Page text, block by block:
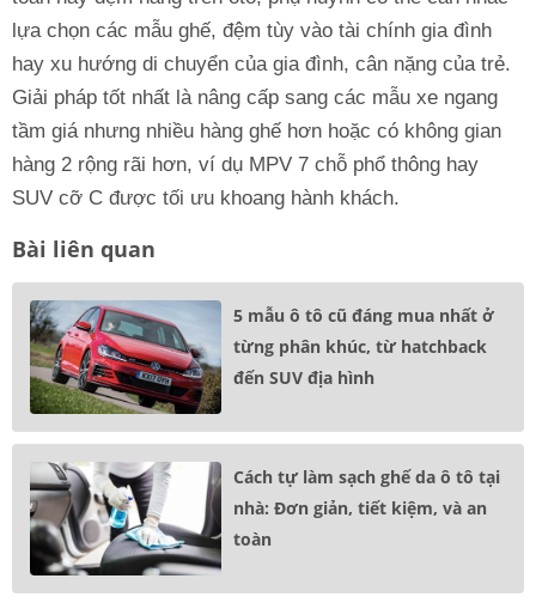
lựa chọn các mẫu ghế, đệm tùy vào tài chính gia đình
hay xu hướng di chuyển của gia đình, cân nặng của trẻ.
Giải pháp tốt nhất là nâng cấp sang các mẫu xe ngang
tầm giá nhưng nhiều hàng ghế hơn hoặc có không gian
hàng 2 rộng rãi hơn, ví dụ MPV 7 chỗ phổ thông hay
SUV cỡ C được tối ưu khoang hành khách.
Bài liên quan
5 mẫu ô tô cũ đáng mua nhất ở
từng phân khúc, từ hatchback
đến SUV địa hình
Cách tự làm sạch ghế da ô tô tại
nhà: Đơn giản, tiết kiệm, và an
toàn